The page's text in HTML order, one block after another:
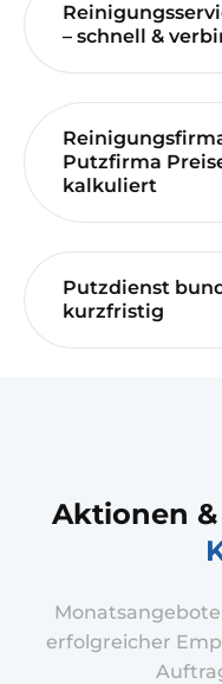
– schnell &
Putzfirma
kalkuliert
Putzdienst
kurzfristig
Aktionen &
erfolgreicher